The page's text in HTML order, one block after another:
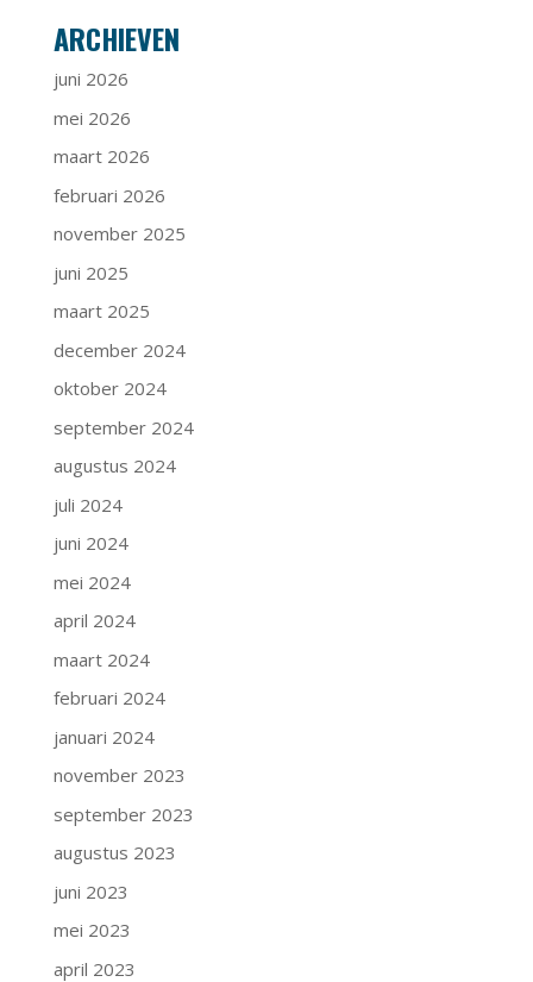
ARCHIEVEN
juni 2026
mei 2026
maart 2026
februari 2026
november 2025
juni 2025
maart 2025
december 2024
oktober 2024
september 2024
augustus 2024
juli 2024
juni 2024
mei 2024
april 2024
maart 2024
februari 2024
januari 2024
november 2023
september 2023
augustus 2023
juni 2023
mei 2023
april 2023